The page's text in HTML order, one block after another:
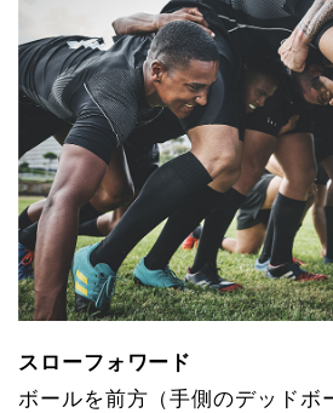
スローフォワード
ボールを前方（手側のデッドボ